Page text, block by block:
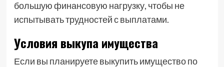
большую финансовую нагрузку, чтобы не
испытывать трудностей с выплатами.
Условия выкупа имущества
Если вы планируете выкупить имущество по